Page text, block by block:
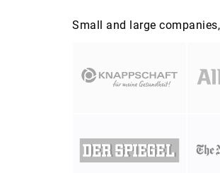
Small and large